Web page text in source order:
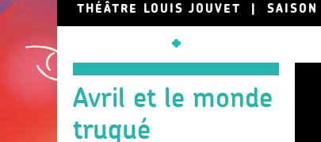
THÉÂTRE LOUIS JOUVET SAISON
Avril et le monde
truqué